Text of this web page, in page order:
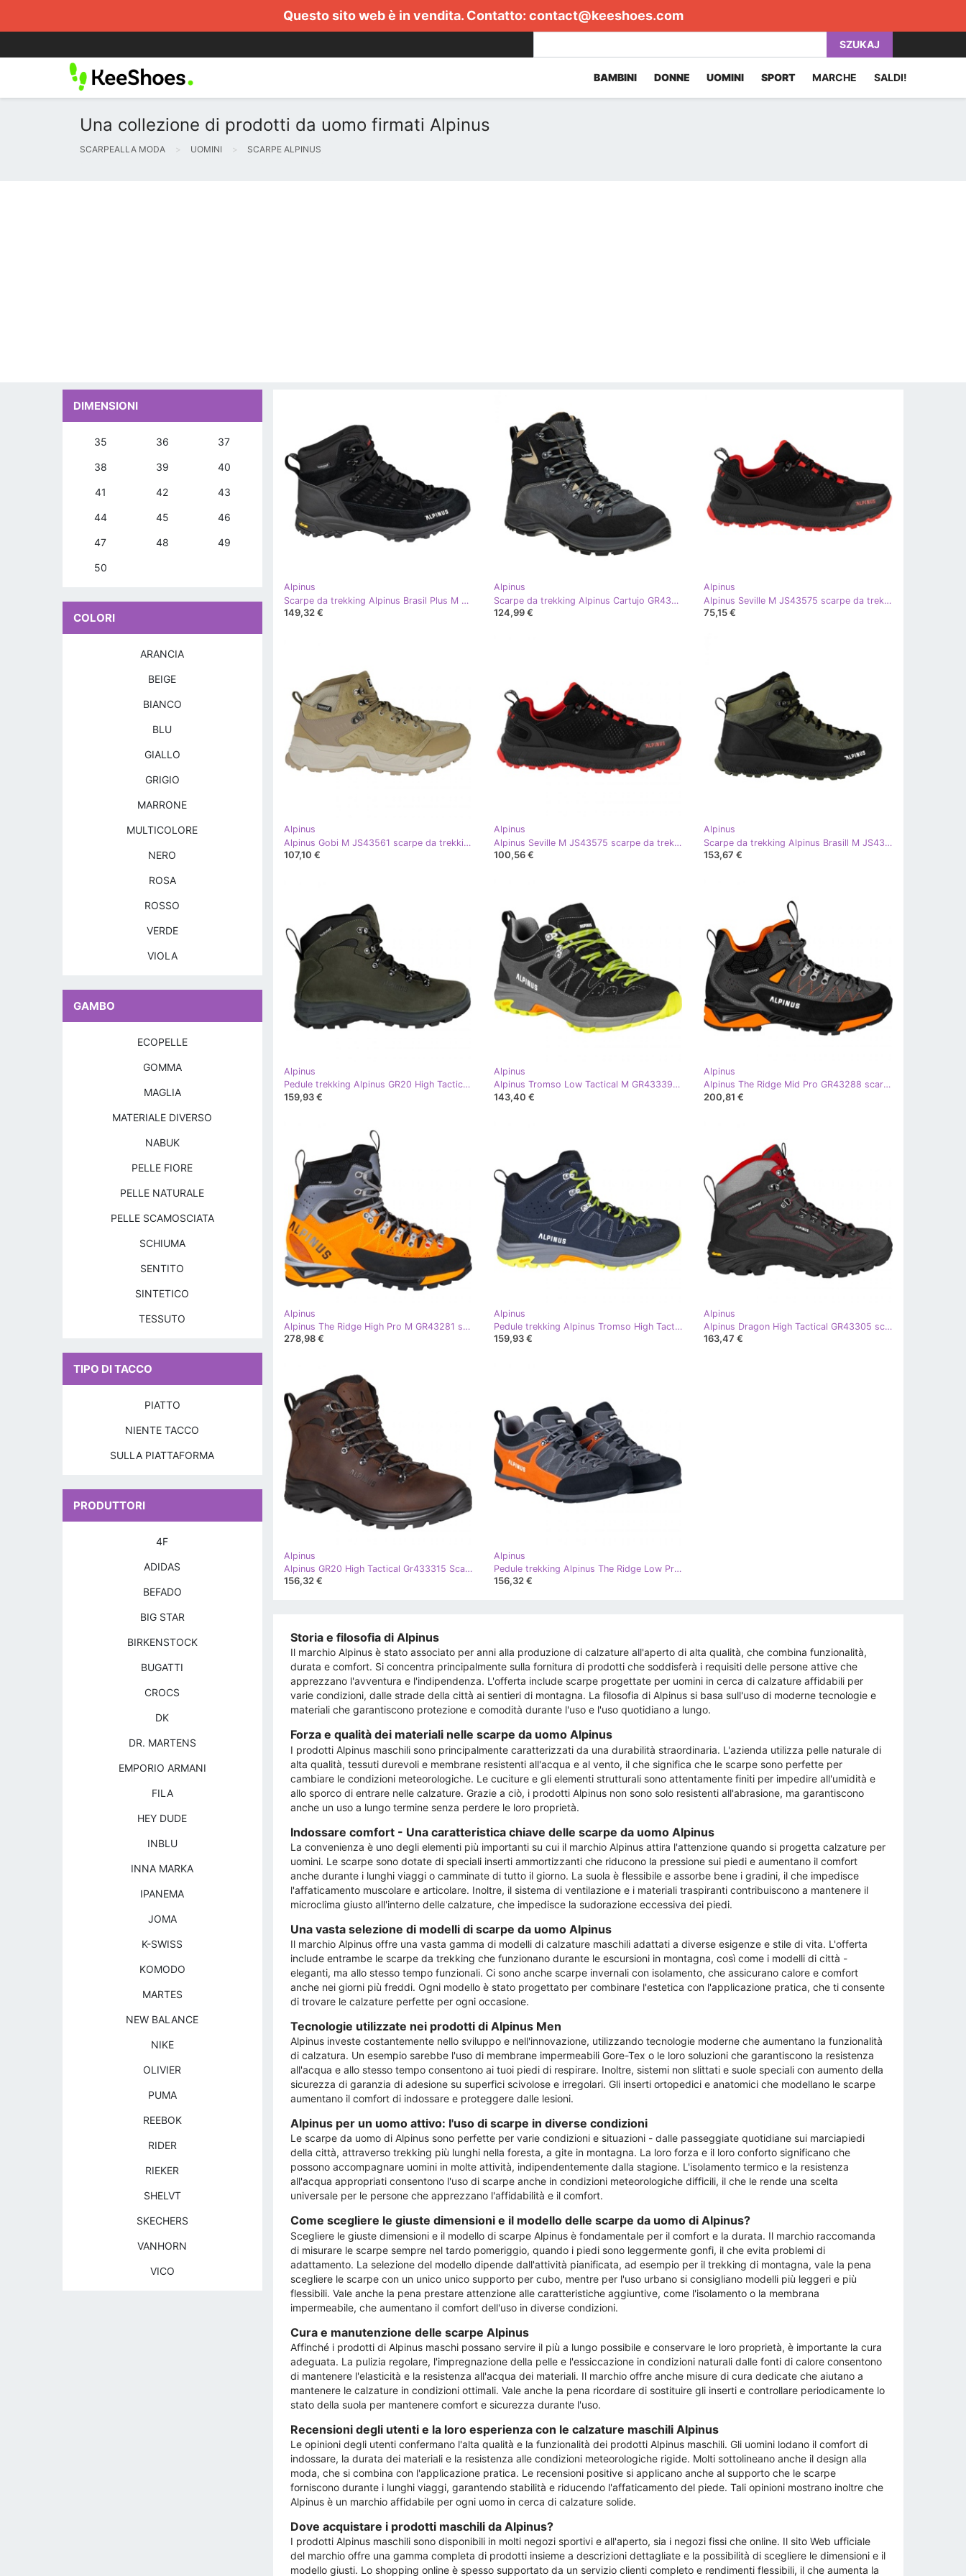
Questo sito web è in vendita. Contatto: contact@keeshoes.com
SZUKAJ
BAMBINI DONNE UOMINI SPORT MARCHE SALDI!
Una collezione di prodotti da uomo firmati Alpinus
SCARPEALLA MODA UOMINI SCARPE ALPINUS
Alpinus
Scarpe da trekking Alpinus Brasil Plus M JS18659 nero
149,32 €
Alpinus
Scarpe da trekking Alpinus Cartujo GR43622 nero
124,99 €
Alpinus
Alpinus Seville M JS43575 scarpe da trekking nero rosso
75,15 €
Alpinus
Alpinus Gobi M JS43561 scarpe da trekking beige marrone
107,10 €
Alpinus
Alpinus Seville M JS43575 scarpe da trekking nero
100,56 €
Alpinus
Scarpe da trekking Alpinus Brasill M JS43583 nero verde
153,67 €
Alpinus
Pedule trekking Alpinus GR20 High Tactical M GR43629 verde
159,93 €
Alpinus
Alpinus Tromso Low Tactical M GR43339 scarpe da trekking giallo
143,40 €
Alpinus
Alpinus The Ridge Mid Pro GR43288 scarpe da trekking multicolore
200,81 €
Alpinus
Alpinus The Ridge High Pro M GR43281 scarponi da montagna multicolore
278,98 €
Alpinus
Pedule trekking Alpinus Tromso High Tactical M GR43332 blu
159,93 €
Alpinus
Alpinus Dragon High Tactical GR43305 scarpe da trekking multicolore
163,47 €
Alpinus
Alpinus GR20 High Tactical Gr433315 Scarpe da trekking marrone
156,32 €
Alpinus
Pedule trekking Alpinus The Ridge Low Pro GR43298 grigio
156,32 €
Storia e filosofia di Alpinus
Il marchio Alpinus è stato associato per anni alla produzione di calzature all'aperto di alta qualità, che combina funzionalità,
durata e comfort. Si concentra principalmente sulla fornitura di prodotti che soddisferà i requisiti delle persone attive che
apprezzano l'avventura e l'indipendenza. L'offerta include scarpe progettate per uomini in cerca di calzature affidabili per
varie condizioni, dalle strade della città ai sentieri di montagna. La filosofia di Alpinus si basa sull'uso di moderne tecnologie e
materiali che garantiscono protezione e comodità durante l'uso e l'uso quotidiano a lungo.
Forza e qualità dei materiali nelle scarpe da uomo Alpinus
I prodotti Alpinus maschili sono principalmente caratterizzati da una durabilità straordinaria. L'azienda utilizza pelle naturale di
alta qualità, tessuti durevoli e membrane resistenti all'acqua e al vento, il che significa che le scarpe sono perfette per
cambiare le condizioni meteorologiche. Le cuciture e gli elementi strutturali sono attentamente finiti per impedire all'umidità e
allo sporco di entrare nelle calzature. Grazie a ciò, i prodotti Alpinus non sono solo resistenti all'abrasione, ma garantiscono
anche un uso a lungo termine senza perdere le loro proprietà.
Indossare comfort - Una caratteristica chiave delle scarpe da uomo Alpinus
La convenienza è uno degli elementi più importanti su cui il marchio Alpinus attira l'attenzione quando si progetta calzature per
uomini. Le scarpe sono dotate di speciali inserti ammortizzanti che riducono la pressione sui piedi e aumentano il comfort
anche durante i lunghi viaggi o camminate di tutto il giorno. La suola è flessibile e assorbe bene i gradini, il che impedisce
l'affaticamento muscolare e articolare. Inoltre, il sistema di ventilazione e i materiali traspiranti contribuiscono a mantenere il
microclima giusto all'interno delle calzature, che impedisce la sudorazione eccessiva dei piedi.
Una vasta selezione di modelli di scarpe da uomo Alpinus
Il marchio Alpinus offre una vasta gamma di modelli di calzature maschili adattati a diverse esigenze e stile di vita. L'offerta
include entrambe le scarpe da trekking che funzionano durante le escursioni in montagna, così come i modelli di città -
eleganti, ma allo stesso tempo funzionali. Ci sono anche scarpe invernali con isolamento, che assicurano calore e comfort
anche nei giorni più freddi. Ogni modello è stato progettato per combinare l'estetica con l'applicazione pratica, che ti consente
di trovare le calzature perfette per ogni occasione.
Tecnologie utilizzate nei prodotti di Alpinus Men
Alpinus investe costantemente nello sviluppo e nell'innovazione, utilizzando tecnologie moderne che aumentano la funzionalità
di calzatura. Un esempio sarebbe l'uso di membrane impermeabili Gore-Tex o le loro soluzioni che garantiscono la resistenza
all'acqua e allo stesso tempo consentono ai tuoi piedi di respirare. Inoltre, sistemi non slittati e suole speciali con aumento della
sicurezza di garanzia di adesione su superfici scivolose e irregolari. Gli inserti ortopedici e anatomici che modellano le scarpe
aumentano il comfort di indossare e proteggere dalle lesioni.
Alpinus per un uomo attivo: l'uso di scarpe in diverse condizioni
Le scarpe da uomo di Alpinus sono perfette per varie condizioni e situazioni - dalle passeggiate quotidiane sui marciapiedi
della città, attraverso trekking più lunghi nella foresta, a gite in montagna. La loro forza e il loro conforto significano che
possono accompagnare uomini in molte attività, indipendentemente dalla stagione. L'isolamento termico e la resistenza
all'acqua appropriati consentono l'uso di scarpe anche in condizioni meteorologiche difficili, il che le rende una scelta
universale per le persone che apprezzano l'affidabilità e il comfort.
Come scegliere le giuste dimensioni e il modello delle scarpe da uomo di Alpinus?
Scegliere le giuste dimensioni e il modello di scarpe Alpinus è fondamentale per il comfort e la durata. Il marchio raccomanda
di misurare le scarpe sempre nel tardo pomeriggio, quando i piedi sono leggermente gonfi, il che evita problemi di
adattamento. La selezione del modello dipende dall'attività pianificata, ad esempio per il trekking di montagna, vale la pena
scegliere le scarpe con un unico unico supporto per cubo, mentre per l'uso urbano si consigliano modelli più leggeri e più
flessibili. Vale anche la pena prestare attenzione alle caratteristiche aggiuntive, come l'isolamento o la membrana
impermeabile, che aumentano il comfort dell'uso in diverse condizioni.
Cura e manutenzione delle scarpe Alpinus
Affinché i prodotti di Alpinus maschi possano servire il più a lungo possibile e conservare le loro proprietà, è importante la cura
adeguata. La pulizia regolare, l'impregnazione della pelle e l'essiccazione in condizioni naturali dalle fonti di calore consentono
di mantenere l'elasticità e la resistenza all'acqua dei materiali. Il marchio offre anche misure di cura dedicate che aiutano a
mantenere le calzature in condizioni ottimali. Vale anche la pena ricordare di sostituire gli inserti e controllare periodicamente lo
stato della suola per mantenere comfort e sicurezza durante l'uso.
Recensioni degli utenti e la loro esperienza con le calzature maschili Alpinus
Le opinioni degli utenti confermano l'alta qualità e la funzionalità dei prodotti Alpinus maschili. Gli uomini lodano il comfort di
indossare, la durata dei materiali e la resistenza alle condizioni meteorologiche rigide. Molti sottolineano anche il design alla
moda, che si combina con l'applicazione pratica. Le recensioni positive si applicano anche al supporto che le scarpe
forniscono durante i lunghi viaggi, garantendo stabilità e riducendo l'affaticamento del piede. Tali opinioni mostrano inoltre che
Alpinus è un marchio affidabile per ogni uomo in cerca di calzature solide.
Dove acquistare i prodotti maschili da Alpinus?
I prodotti Alpinus maschili sono disponibili in molti negozi sportivi e all'aperto, sia i negozi fissi che online. Il sito Web ufficiale
del marchio offre una gamma completa di prodotti insieme a descrizioni dettagliate e la possibilità di scegliere le dimensioni e il
modello giusti. Lo shopping online è spesso supportato da un servizio clienti completo e rendimenti flessibili, il che aumenta la
DIMENSIONI
35 36 37
38 39 40
41 42 43
44 45 46
47 48 49
50
COLORI
ARANCIA
BEIGE
BIANCO
BLU
GIALLO
GRIGIO
MARRONE
MULTICOLORE
NERO
ROSA
ROSSO
VERDE
VIOLA
GAMBO
ECOPELLE
GOMMA
MAGLIA
MATERIALE DIVERSO
NABUK
PELLE FIORE
PELLE NATURALE
PELLE SCAMOSCIATA
SCHIUMA
SENTITO
SINTETICO
TESSUTO
TIPO DI TACCO
PIATTO
NIENTE TACCO
SULLA PIATTAFORMA
PRODUTTORI
4F
ADIDAS
BEFADO
BIG STAR
BIRKENSTOCK
BUGATTI
CROCS
DK
DR. MARTENS
EMPORIO ARMANI
FILA
HEY DUDE
INBLU
INNA MARKA
IPANEMA
JOMA
K-SWISS
KOMODO
MARTES
NEW BALANCE
NIKE
OLIVIER
PUMA
REEBOK
RIDER
RIEKER
SHELVT
SKECHERS
VANHORN
VICO